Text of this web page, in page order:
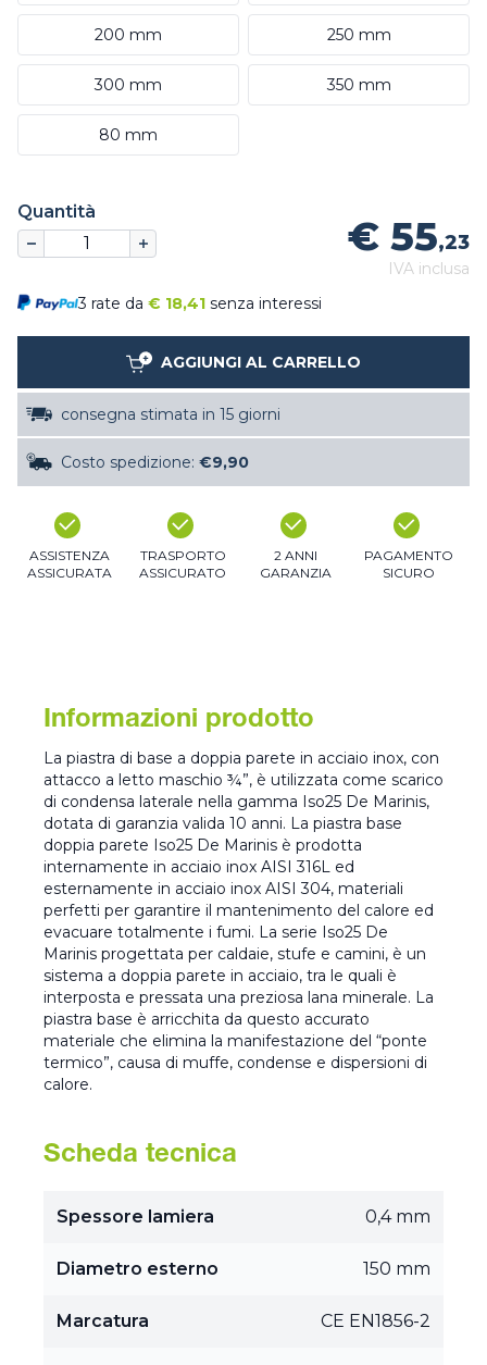
200 mm 250 mm
300 mm 350 mm
80 mm
Quantità
€ 55,23
IVA inclusa
3 rate da € 18,41 senza interessi
AGGIUNGI AL CARRELLO
consegna stimata in 15 giorni
Costo spedizione: €9,90
ASSISTENZA
ASSICURATA
TRASPORTO
ASSICURATO
2 ANNI
GARANZIA
PAGAMENTO
SICURO
Informazioni prodotto
La piastra di base a doppia parete in acciaio inox, con
attacco a letto maschio ¾”, è utilizzata come scarico
di condensa laterale nella gamma Iso25 De Marinis,
dotata di garanzia valida 10 anni. La piastra base
doppia parete Iso25 De Marinis è prodotta
internamente in acciaio inox AISI 316L ed
esternamente in acciaio inox AISI 304, materiali
perfetti per garantire il mantenimento del calore ed
evacuare totalmente i fumi. La serie Iso25 De
Marinis progettata per caldaie, stufe e camini, è un
sistema a doppia parete in acciaio, tra le quali è
interposta e pressata una preziosa lana minerale. La
piastra base è arricchita da questo accurato
materiale che elimina la manifestazione del “ponte
termico”, causa di muffe, condense e dispersioni di
calore.
Scheda tecnica
Spessore lamiera 0,4 mm
Diametro esterno 150 mm
Marcatura CE EN1856-2